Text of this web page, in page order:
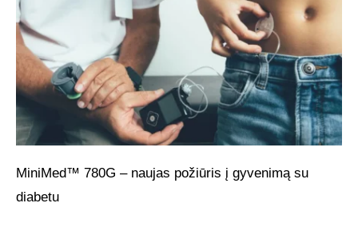
MiniMed™ 780G – naujas požiūris į gyvenimą su
diabetu